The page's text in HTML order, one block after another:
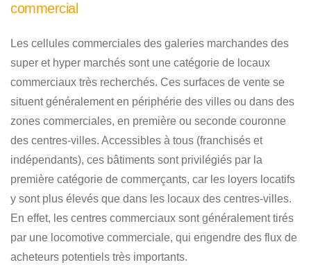
commercial
Les cellules commerciales des galeries marchandes des
super et hyper marchés sont une catégorie de locaux
commerciaux très recherchés. Ces surfaces de vente se
situent généralement en périphérie des villes ou dans des
zones commerciales, en première ou seconde couronne
des centres-villes. Accessibles à tous (franchisés et
indépendants), ces bâtiments sont privilégiés par la
première catégorie de commerçants, car les loyers locatifs
y sont plus élevés que dans les locaux des centres-villes.
En effet, les centres commerciaux sont généralement tirés
par une locomotive commerciale, qui engendre des flux de
acheteurs potentiels très importants.